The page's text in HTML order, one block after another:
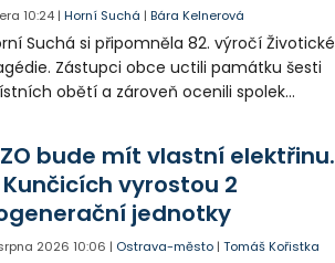
10:24 |Horní Suchá |Bára Kelnerová
Suchá si připomněla 82. výročí Životické
Zástupci obce uctili památku šesti
obětí a zároveň ocenili spolek
prostřednictvím QR kódů u
bude mít vlastní elektřinu.
Kunčicích vyrostou 2
jednotky
2026 10:06 | Ostrava-město |Tomáš Kořistka